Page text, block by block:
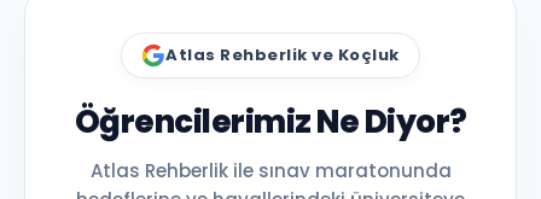
Atlas Rehberlik ve Koçluk
Öğrencilerimiz Ne Diyor?
Atlas Rehberlik ile sınav maratonunda